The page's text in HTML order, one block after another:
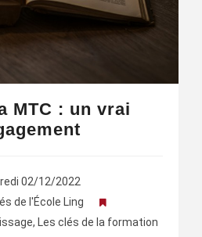
MTC : un vrai
02/12/2022
de l'École Ling
, Les clés de la formation